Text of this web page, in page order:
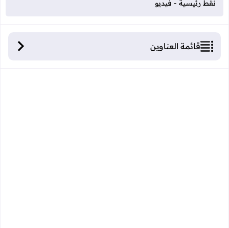
نقط رئيسية - فيديو
قائمة العناوين